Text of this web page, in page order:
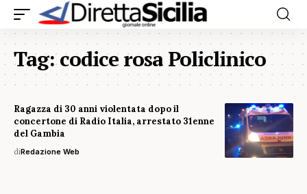
Tag:codice rosa Policlinico
Ragazza di 30 anni violentata dopo il
concertone di Radio Italia, arrestato 31enne
del Gambia
diRedazione Web